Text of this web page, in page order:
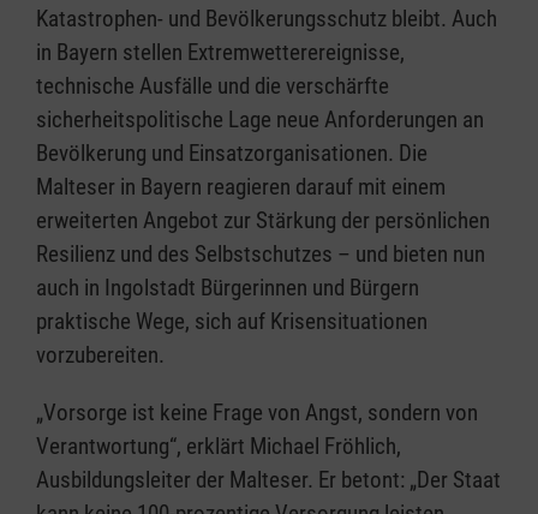
Katastrophen- und Bevölkerungsschutz bleibt. Auch
in Bayern stellen Extremwetterereignisse,
technische Ausfälle und die verschärfte
sicherheitspolitische Lage neue Anforderungen an
Bevölkerung und Einsatzorganisationen. Die
Malteser in Bayern reagieren darauf mit einem
erweiterten Angebot zur Stärkung der persönlichen
Resilienz und des Selbstschutzes – und bieten nun
auch in Ingolstadt Bürgerinnen und Bürgern
praktische Wege, sich auf Krisensituationen
vorzubereiten.
„Vorsorge ist keine Frage von Angst, sondern von
Verantwortung“, erklärt Michael Fröhlich,
Ausbildungsleiter der Malteser. Er betont: „Der Staat